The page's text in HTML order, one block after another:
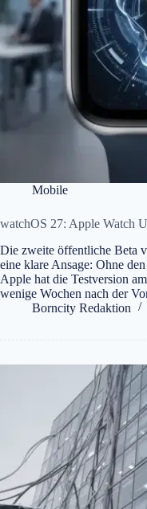
Mobile
watchOS 27: Apple Watch
Die zweite öffentliche Beta
eine klare Ansage: Ohne
Apple hat die Testversion
wenige Wochen nach der
Borncity Redaktion